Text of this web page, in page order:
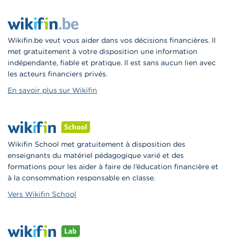
Wikifin.be veut vous aider dans vos décisions financières. Il
met gratuitement à votre disposition une information
indépendante, fiable et pratique. Il est sans aucun lien avec
les acteurs financiers privés.
En savoir plus sur Wikifin
Wikifin School met gratuitement à disposition des
enseignants du matériel pédagogique varié et des
formations pour les aider à faire de l’éducation financière et
à la consommation responsable en classe.
Vers Wikifin School